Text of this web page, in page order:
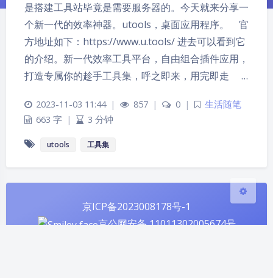
夜间模式
Sans Serif Serif
浅阴影 深阴影
是搭建工具站毕竟是需要服务器的。今天就来分享一
个新一代的效率神器。utools，桌面应用程序。 官
方地址如下：https://www.u.tools/ 进去可以看到它
的介绍。新一代效率工具平台，自由组合插件应用，
打造专属你的趁手工具集，呼之即来，用完即走 …
2023-11-03 11:44 | 857 | 0 |
生活随笔
663 字 | 3 分钟
utools 工具集
京ICP备2023008178号-1
京公网安备 11011302005674号